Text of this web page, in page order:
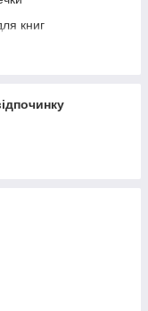
книг
обкладинки